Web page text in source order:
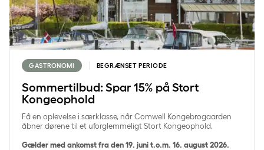
GASTRONOMI BEGRÆNSET PERIODE
Sommertilbud: Spar 15% på Stort
Kongeophold
Få en oplevelse i særklasse, når Comwell Kongebrogaarden
åbner dørene til et uforglemmeligt Stort Kongeophold.
Gælder med ankomst fra den 19. juni t.o.m. 16. august 2026.